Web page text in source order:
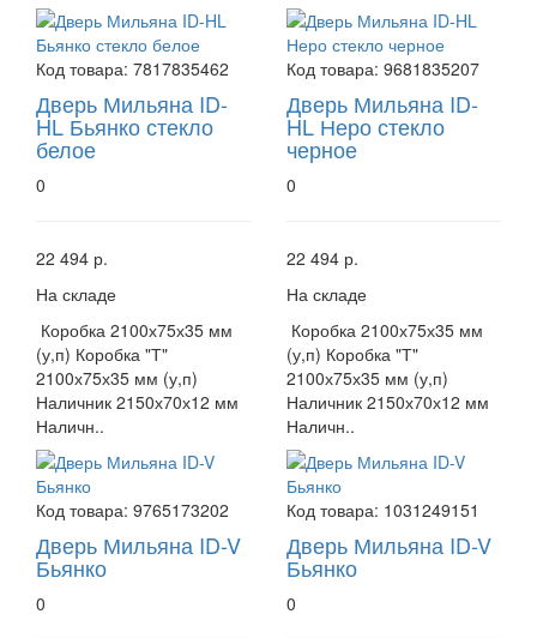
Код товара: 7817835462
Дверь Мильяна ID-
HL Бьянко стекло
белое
0
22 494 р.
На складе
Коробка 2100х75х35 мм
(у,п) Коробка "Т"
2100х75х35 мм (у,п)
Наличник 2150х70х12 мм
Наличн..
Код товара: 9681835207
Дверь Мильяна ID-
HL Неро стекло
черное
0
22 494 р.
На складе
Коробка 2100х75х35 мм
(у,п) Коробка "Т"
2100х75х35 мм (у,п)
Наличник 2150х70х12 мм
Наличн..
Код товара: 9765173202
Дверь Мильяна ID-V
Бьянко
0
Код товара: 1031249151
Дверь Мильяна ID-V
Бьянко
0